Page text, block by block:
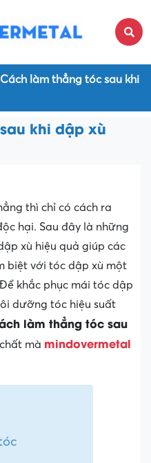
Cách làm thẳng tóc sau khi
khi dập xù
thì chỉ có cách ra
hại. Sau đây là những
xù hiệu quả giúp các
biệt với tóc dập xù một
khắc phục mái tóc dập
dưỡng tóc hiệu suất
làm thẳng tóc sau
mà mindovermetal